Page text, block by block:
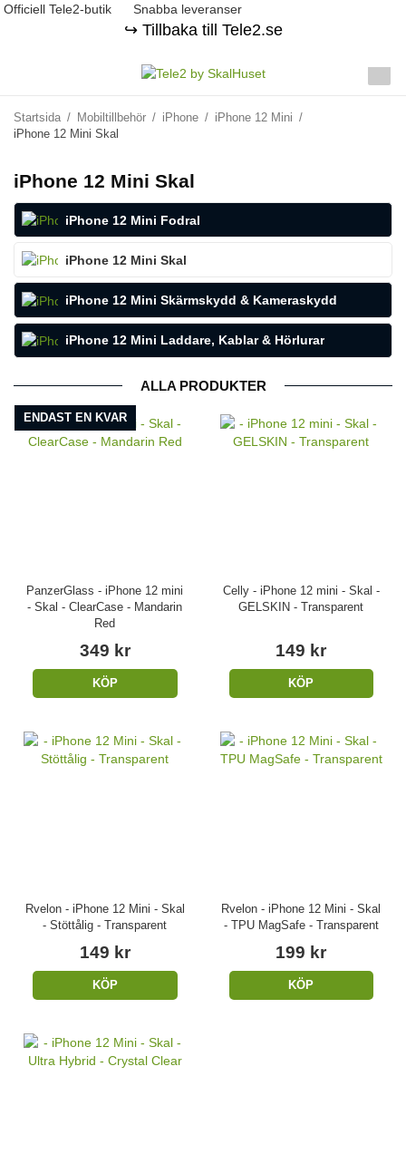
Officiell Tele2-butik Snabba leveranser
↪️ Tillbaka till Tele2.se
Startsida / Mobiltillbehör / iPhone / iPhone 12 Mini /
iPhone 12 Mini Skal
iPhone 12 Mini Skal
iPhone 12 Mini Fodral
iPhone 12 Mini Skal
iPhone 12 Mini Skärmskydd & Kameraskydd
iPhone 12 Mini Laddare, Kablar & Hörlurar
ALLA PRODUKTER
ENDAST EN KVAR
PanzerGlass - iPhone 12 mini
- Skal - ClearCase - Mandarin
Red
349 kr
KÖP
Celly - iPhone 12 mini - Skal -
GELSKIN - Transparent
149 kr
KÖP
Rvelon - iPhone 12 Mini - Skal
- Stöttålig - Transparent
149 kr
KÖP
Rvelon - iPhone 12 Mini - Skal
- TPU MagSafe - Transparent
199 kr
KÖP